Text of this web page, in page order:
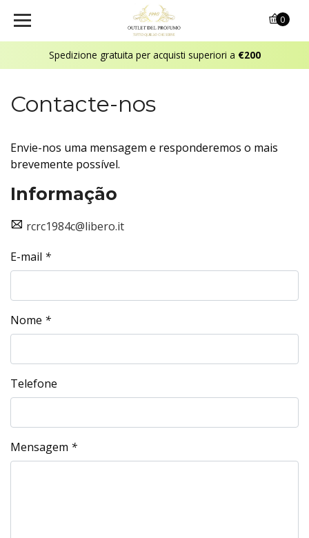
Spedizione gratuita per acquisti superiori a €200
0
Contacte-nos
Envie-nos uma mensagem e responderemos o mais
brevemente possível.
Informação
rcrc1984c@libero.it
E-mail *
Nome *
Telefone
Mensagem *